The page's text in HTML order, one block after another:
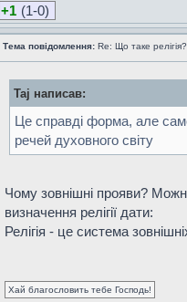
+1 (1-0)
Тема повідомлення: Re: Що таке релігія?
Taj написав:
Це справдi форма, але
речей духовного свiту
Чому зовнішні прояви?
визначення релігії дати:
Релігія - це система
Хай благословить тебе Господь!